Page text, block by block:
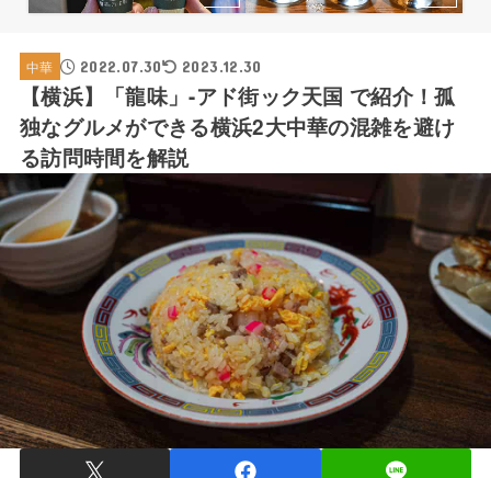
中華 2022.07.30 2023.12.30
【横浜】「龍味」-アド街ック天国 で紹介！孤
独なグルメができる横浜2大中華の混雑を避け
る訪問時間を解説